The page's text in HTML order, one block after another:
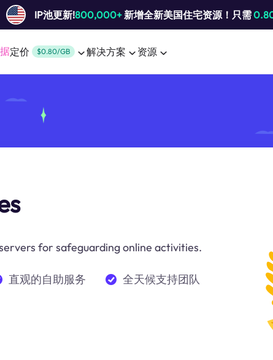
IP池更新!800,000+新增全新美国住宅资源！只需
定价 $0.80/GB 解决方案 资源
for safeguarding online activities.
直观的自助服务 全天候支持团队